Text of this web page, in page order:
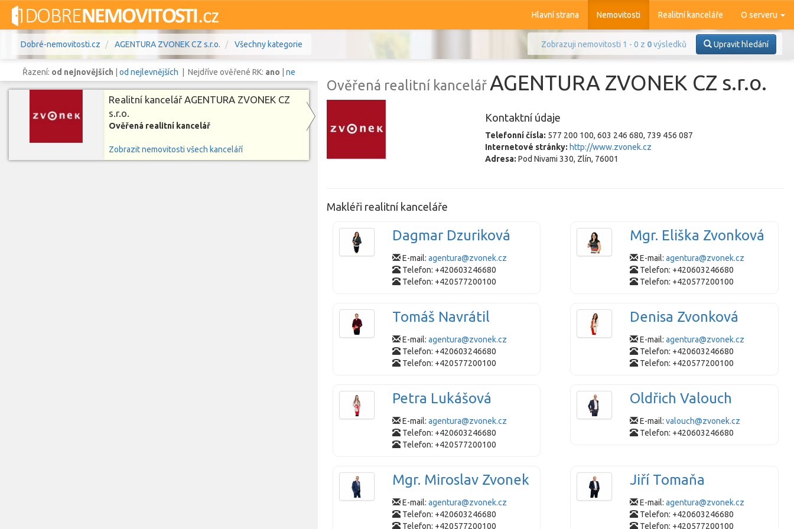
Hlavní strana Nemovitosti Realitní kanceláře O serveru
Zobrazuji nemovitosti 1 - 0 z 0výsledků Upravit hledání
Dobré-nemovitosti.cz AGENTURA ZVONEK CZ s.r.o. Všechny kategorie
Byty Domy Pozemky Ostatní
Lokalita Lokalita Prodej i pronájem Prodej
Řazení: od nejnovějších od nejlevnějších | Nejdříve ověřené RK: ano ne
Realitní kancelář AGENTURA ZVONEK CZ
s.r.o.
Ověřená realitní kancelář
Zobrazit nemovitosti všech kanceláří
Ověřená realitní kancelář AGENTURA ZVONEK CZ s.r.o.
Kontaktní údaje
Telefonní čísla: 577 200 100, 603 246 680, 739 456 087
Internetové stránky: http://www.zvonek.cz
Adresa: Pod Nivami 330, Zlín, 76001
Makléři realitní kanceláře
Dagmar Dzuriková
E-mail: agentura@zvonek.cz
Telefon: +420603246680
Telefon: +420577200100
Mgr. Eliška Zvonková
E-mail:agentura@zvonek.cz
Telefon: +420603246680
Telefon: +420577200100
Tomáš Navrátil
E-mail: agentura@zvonek.cz
Telefon: +420603246680
Telefon: +420577200100
Denisa Zvonková
E-mail:agentura@zvonek.cz
Telefon: +420603246680
Telefon: +420577200100
Petra Lukášová
E-mail: agentura@zvonek.cz
Telefon: +420603246680
Telefon: +420577200100
Oldřich Valouch
E-mail:valouch@zvonek.cz
Telefon: +420603246680
Mgr. Miroslav Zvonek
E-mail: agentura@zvonek.cz
Telefon: +420603246680
Telefon: +420577200100
Jiří Tomaňa
E-mail:agentura@zvonek.cz
Telefon: +420603246680
Telefon: +420577200100